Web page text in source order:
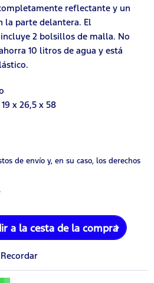
reflectante y un
la parte delantera. El
2 bolsillos de malla. No
10 litros de agua y está
19 x 26,5 x 58
de envío y, en su caso, los derechos
a la cesta de la compra
Recordar